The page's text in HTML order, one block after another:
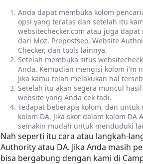
Anda dapat membuka kolom
opsi yang teratas dan setelah itu
websitechecker.com atau juga
dari Moz, Prepostseo, Website
Checker, dan tools lainnya.
Setelah membuka situs
Anda. Kemudian mengisi kolom i'm
Jika kamu telah melakukan hal
Setelah itu akan segera muncul
website yang Anda cek tadi.
Tedapat beberapa kolom, dan
kolom DA. Jika skor dalam kolom
semakin mudah untuk menduduki
Nah seperti itu cara atau langkah-
Authority atau DA. Jika Anda masih
bisa bergabung dengan kami di